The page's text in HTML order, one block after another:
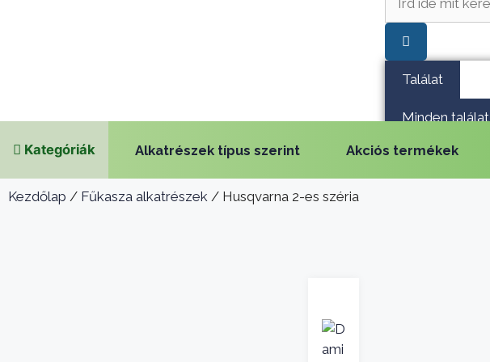
Találat
Minden találat
Kategóriák Alkatrészek típus szerint Akciós termékek
Kezdőlap / Fűkasza alkatrészek / Husqvarna 2-es széria